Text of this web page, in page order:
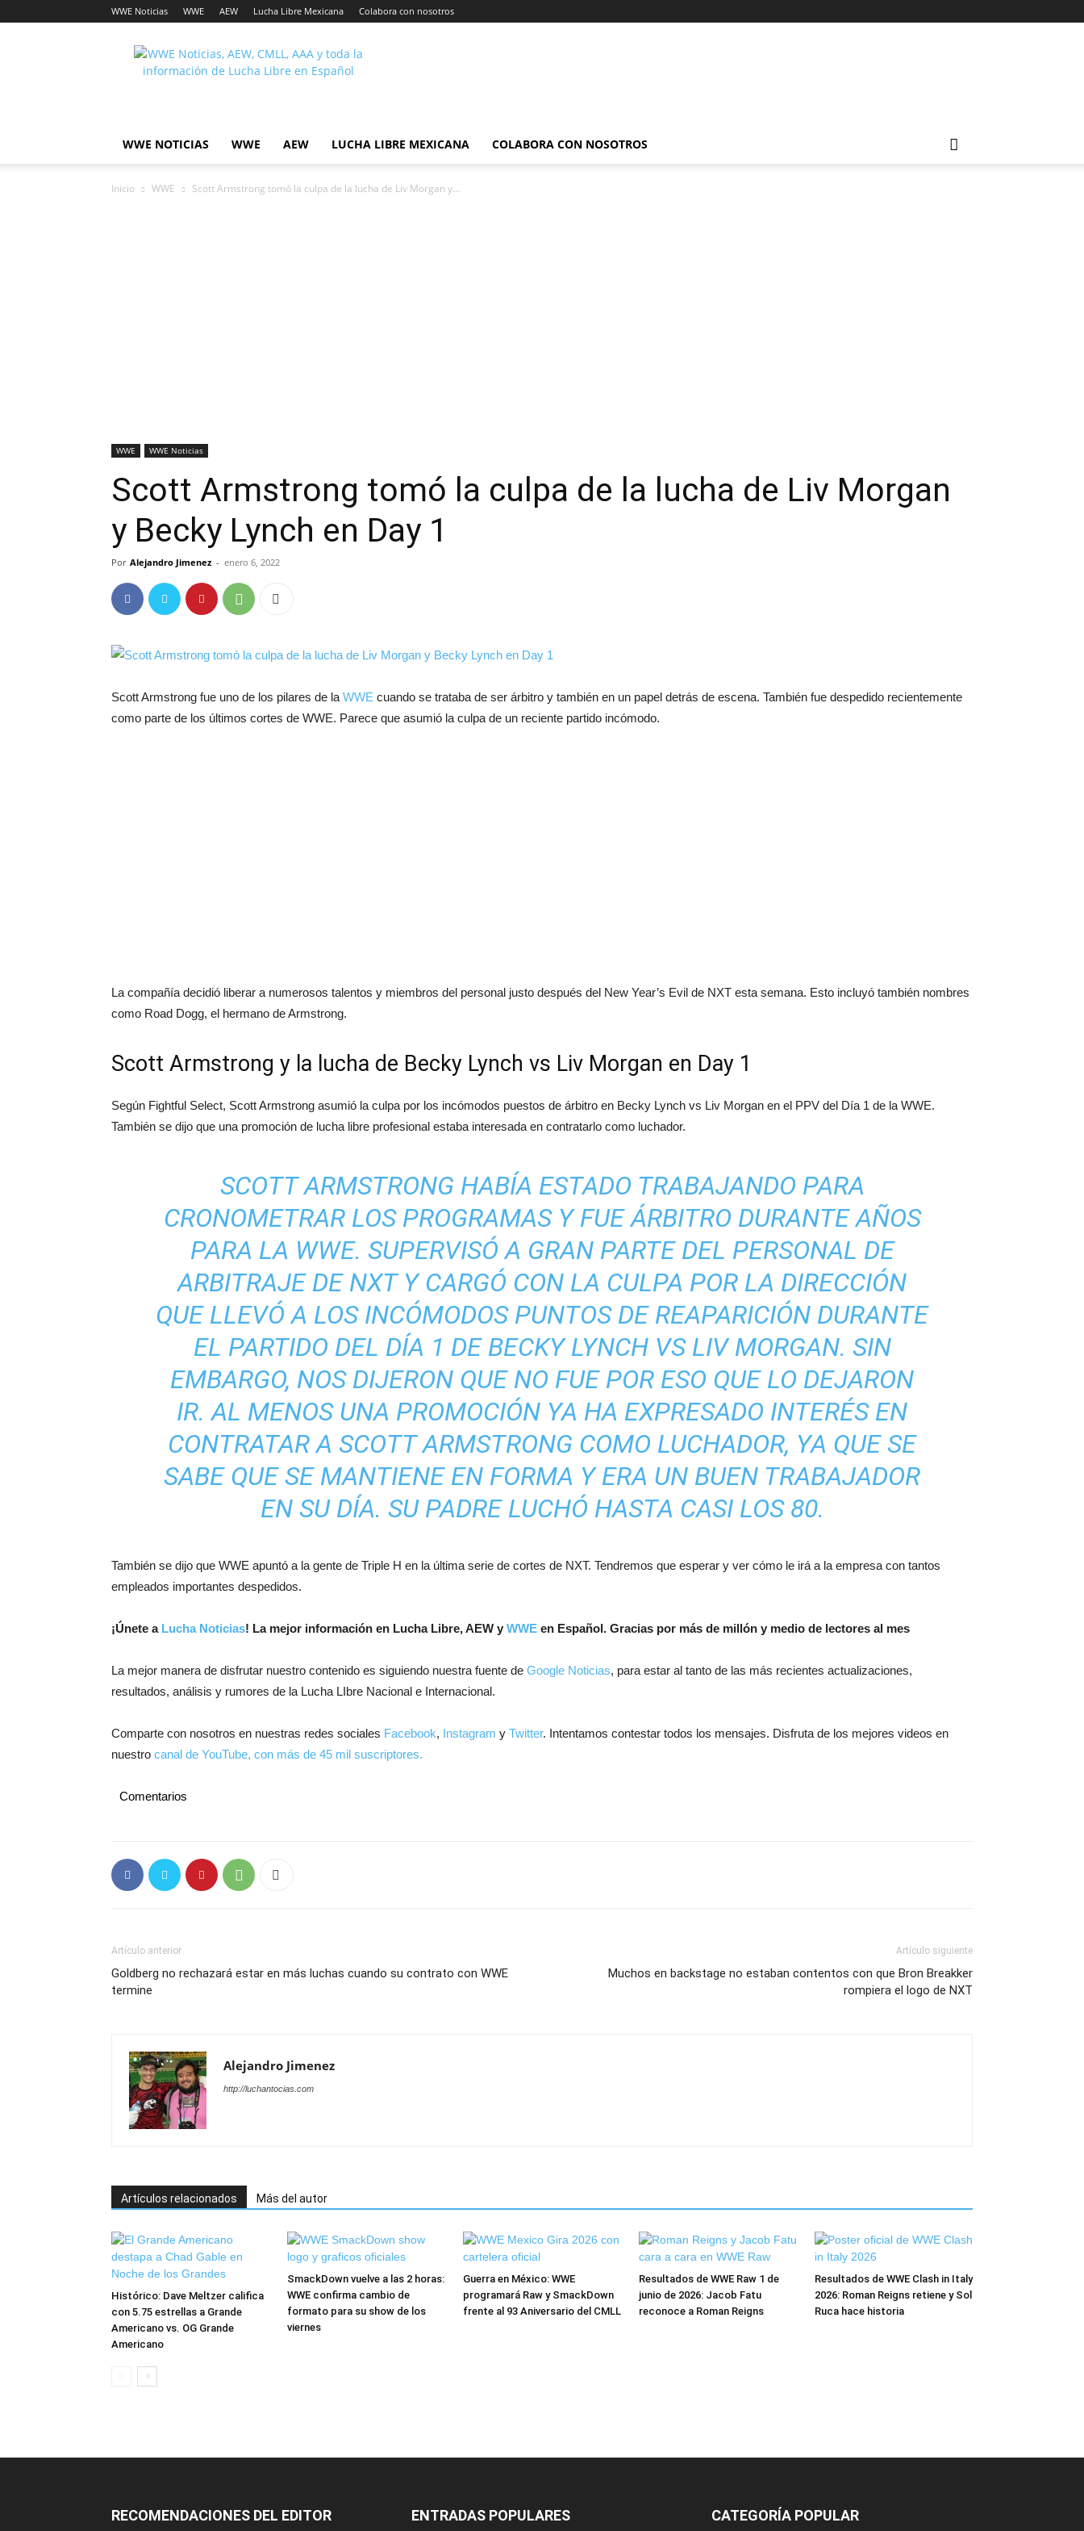
WWE Noticias WWE AEW Lucha Libre Mexicana Colabora con nosotros
Lucha
Noticias
WWE NOTICIAS WWE AEW LUCHA LIBRE MEXICANA COLABORA CON NOSOTROS
Inicio WWE Scott Armstrong tomó la culpa de la lucha de Liv Morgan y...
WWE WWE Noticias
Scott Armstrong tomó la culpa de la lucha de Liv Morgan
y Becky Lynch en Day 1
Por Alejandro Jimenez - enero 6, 2022
Scott Armstrong fue uno de los pilares de la WWE cuando se trataba de ser árbitro y también en un papel detrás de escena. También fue despedido recientemente
como parte de los últimos cortes de WWE. Parece que asumió la culpa de un reciente partido incómodo.
La compañía decidió liberar a numerosos talentos y miembros del personal justo después del New Year’s Evil de NXT esta semana. Esto incluyó también nombres
como Road Dogg, el hermano de Armstrong.
Scott Armstrong y la lucha de Becky Lynch vs Liv Morgan en Day 1
Según Fightful Select, Scott Armstrong asumió la culpa por los incómodos puestos de árbitro en Becky Lynch vs Liv Morgan en el PPV del Día 1 de la WWE.
También se dijo que una promoción de lucha libre profesional estaba interesada en contratarlo como luchador.
SCOTT ARMSTRONG HABÍA ESTADO TRABAJANDO PARA
CRONOMETRAR LOS PROGRAMAS Y FUE ÁRBITRO DURANTE AÑOS
PARA LA WWE. SUPERVISÓ A GRAN PARTE DEL PERSONAL DE
ARBITRAJE DE NXT Y CARGÓ CON LA CULPA POR LA DIRECCIÓN
QUE LLEVÓ A LOS INCÓMODOS PUNTOS DE REAPARICIÓN DURANTE
EL PARTIDO DEL DÍA 1 DE BECKY LYNCH VS LIV MORGAN. SIN
EMBARGO, NOS DIJERON QUE NO FUE POR ESO QUE LO DEJARON
IR. AL MENOS UNA PROMOCIÓN YA HA EXPRESADO INTERÉS EN
CONTRATAR A SCOTT ARMSTRONG COMO LUCHADOR, YA QUE SE
SABE QUE SE MANTIENE EN FORMA Y ERA UN BUEN TRABAJADOR
EN SU DÍA. SU PADRE LUCHÓ HASTA CASI LOS 80.
También se dijo que WWE apuntó a la gente de Triple H en la última serie de cortes de NXT. Tendremos que esperar y ver cómo le irá a la empresa con tantos
empleados importantes despedidos.
¡Únete a Lucha Noticias! La mejor información en Lucha Libre, AEW y WWE en Español. Gracias por más de millón y medio de lectores al mes
La mejor manera de disfrutar nuestro contenido es siguiendo nuestra fuente de Google Noticias, para estar al tanto de las más recientes actualizaciones,
resultados, análisis y rumores de la Lucha LIbre Nacional e Internacional.
Comparte con nosotros en nuestras redes sociales Facebook, Instagram y Twitter. Intentamos contestar todos los mensajes. Disfruta de los mejores videos en
nuestro canal de YouTube, con más de 45 mil suscriptores.
Comentarios
Artículo anterior
Goldberg no rechazará estar en más luchas cuando su contrato con WWE
termine
Artículo siguiente
Muchos en backstage no estaban contentos con que Bron Breakker
rompiera el logo de NXT
Alejandro Jimenez
http://luchantocias.com
Artículos relacionados Más del autor
Histórico: Dave Meltzer califica
con 5.75 estrellas a Grande
Americano vs. OG Grande
Americano
SmackDown vuelve a las 2 horas:
WWE confirma cambio de
formato para su show de los
viernes
Guerra en México: WWE
programará Raw y SmackDown
frente al 93 Aniversario del CMLL
Resultados de WWE Raw 1 de
junio de 2026: Jacob Fatu
reconoce a Roman Reigns
Resultados de WWE Clash in Italy
2026: Roman Reigns retiene y Sol
Ruca hace historia
RECOMENDACIONES DEL EDITOR ENTRADAS POPULARES CATEGORÍA POPULAR